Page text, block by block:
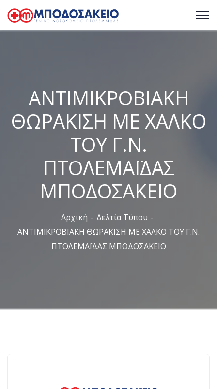
ΑΝΤΙΜΙΚΡΟΒΙΑΚΗ
ΘΩΡΑΚΙΣΗ ΜΕ ΧΑΛΚΟ
ΤΟΥ Γ.Ν.
ΠΤΟΛΕΜΑΪΔΑΣ
ΜΠΟΔΟΣΑΚΕΙΟ
Αρχική
Δελτία Τύπου
ΑΝΤΙΜΙΚΡΟΒΙΑΚΗ ΘΩΡΑΚΙΣΗ ΜΕ ΧΑΛΚΟ ΤΟΥ Γ.Ν.
ΠΤΟΛΕΜΑΪΔΑΣ ΜΠΟΔΟΣΑΚΕΙΟ